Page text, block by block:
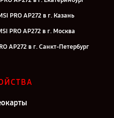
PRO AP272 в г. Казань
PRO AP272 в г. Москва
AP272 в г. Санкт-Петербург